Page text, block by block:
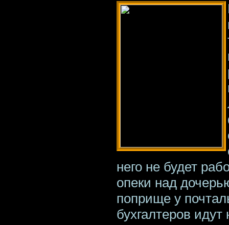
него не будет
опеки над
поприще у
бухгалтеров